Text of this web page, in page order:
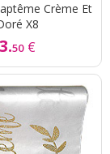
Crème Et
X8
3.50 €